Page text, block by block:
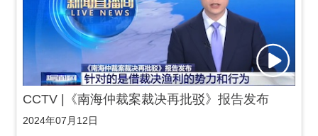
CCTV |《南海仲裁案裁决再批驳》报告发布
2024年07月12日